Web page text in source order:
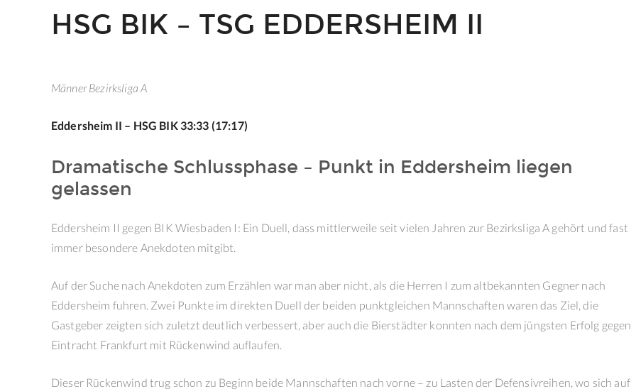
HSG BIK – TSG EDDERSHEIM II
Männer Bezirksliga A
Eddersheim II – HSG BIK 33:33 (17:17)
Dramatische Schlussphase – Punkt in Eddersheim liegen
gelassen
Eddersheim II gegen BIK Wiesbaden I: Ein Duell, dass mittlerweile seit vielen Jahren zur Bezirksliga A gehört und fast
immer besondere Anekdoten mitgibt.
Auf der Suche nach Anekdoten zum Erzählen war man aber nicht, als die Herren I zum altbekannten Gegner nach
Eddersheim fuhren. Zwei Punkte im direkten Duell der beiden punktgleichen Mannschaften waren das Ziel, die
Gastgeber zeigten sich zuletzt deutlich verbessert, aber auch die Bierstädter konnten nach dem jüngsten Erfolg gegen
Eintracht Frankfurt mit Rückenwind auflaufen.
Dieser Rückenwind trug schon zu Beginn beide Mannschaften nach vorne – zu Lasten der Defensivreihen, wo sich auf